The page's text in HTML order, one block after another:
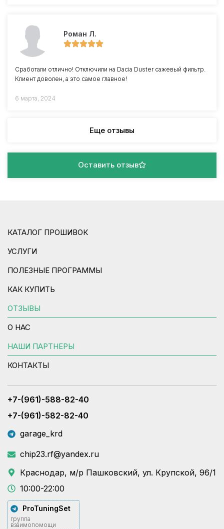
Роман Л.
Сработали отлично! Отключили на Dacia Duster сажевый фильтр.
Клиент доволен, а это самое главное!
6 марта, 2024
Еще отзывы
Оставить отзыв
КАТАЛОГ ПРОШИВОК
УСЛУГИ
ПОЛЕЗНЫЕ ПРОГРАММЫ
КАК КУПИТЬ
ОТЗЫВЫ
О НАС
НАШИ ПАРТНЕРЫ
КОНТАКТЫ
+7-(961)-588-82-40
+7-(961)-582-82-40
garage_krd
chip23.rf@yandex.ru
Краснодар, м/р Пашковский, ул. Крупской, 96/1
10:00-22:00
ProTuningSet
группа
взаимопомощи